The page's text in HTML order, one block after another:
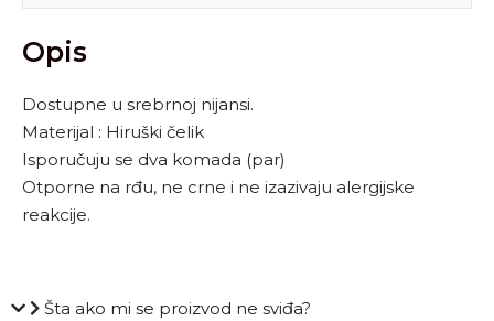
Opis
Dostupne u srebrnoj nijansi.
Materijal : Hiruški čelik
Isporučuju se dva komada (par)
Otporne na rđu, ne crne i ne izazivaju alergijske
reakcije.
Šta ako mi se proizvod ne sviđa?